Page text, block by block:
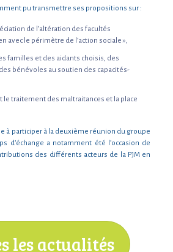
pu transmettre ses propositions sur :
de l’altération des facultés
avec le périmètre de l’action sociale »,
familles et des aidants choisis, des
bénévoles au soutien des capacités-
le traitement des maltraitances et la place
à participer à la deuxième réunion du groupe
d’échange a notamment été l’occasion de
des différents acteurs de la PJM en
les actualités